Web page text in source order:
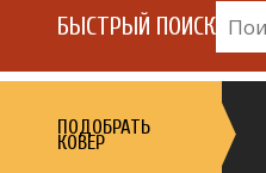
БЫСТРЫЙ ПОИСК
ПОДОБРАТЬ
КОВЕР